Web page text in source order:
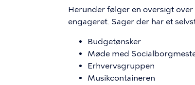
Herunder følger en oversigt
engageret. Sager der har et
Budgetønsker
Møde med
Erhvervsgruppen
Musikcontaineren